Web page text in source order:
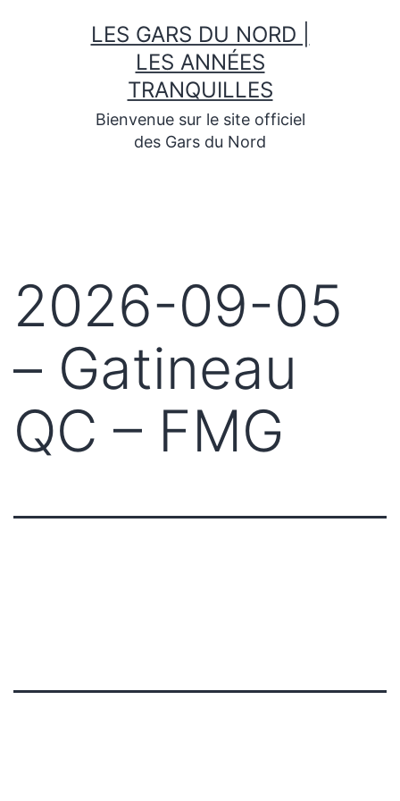
LES GARS DU NORD |
LES ANNÉES
TRANQUILLES
Bienvenue sur le site officiel
des Gars du Nord
2026-09-05
– Gatineau
QC – FMG